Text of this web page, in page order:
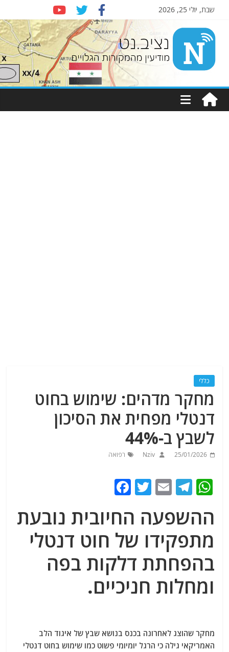
שבת, יולי 25, 2026
Nziv.net
מודיעין
מהמקורות
כללי
מחקר מדהים: שימוש בחוט
דנטלי מפחית את הסיכון
לשבץ ב-44%
25/01/2026
Nziv רפואה
W
at
s
A
p
p
T
e
g
ra
m
E
ai
l
T
itt
er
c
e
b
o
o
ההשפעה החיובית נובעת
מתפקידו של חוט דנטלי
בהפחתת דלקות בפה
ומחלות חניכיים.
מחקר שהוצג לאחרונה בכנס בנושא שבץ של איגוד הלב
האמריקאי גילה כי הרגל יומיומי פשוט כמו שימוש בחוט דנטלי